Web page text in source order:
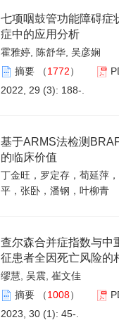
七项咽鼓管功能障碍症
症中的应用分析
霍雅婷, 陈舒华, 吴彦娴
摘要 （1772）
2022, 29 (3): 188-.
基于ARMS法检测
的临床价值
丁金旺，罗定存，荀延萍
平，张卧，潘钢，叶柳青
查尔森合并症指数与中
征患者全因死亡风险的
缪慧, 吴震, 崔文佳
摘要 （1008）
2023, 30 (1): 45-.